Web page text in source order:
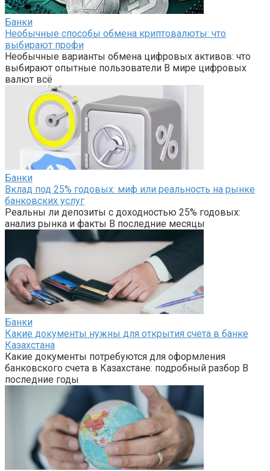
Банки
Необычные способы обмена криптовалюты: что
выбирают профи
Необычные варианты обмена цифровых активов: что
выбирают опытные пользователи В мире цифровых
валют всё
Банки
Вклад под 25% годовых: миф или реальность на рынке
банковских услуг
Реальны ли депозиты с доходностью 25% годовых:
анализ рынка и факты В последние месяцы
Банки
Какие документы нужны для открытия счета в банке
Казахстана
Какие документы потребуются для оформления
банковского счета в Казахстане: подробный разбор В
последние годы